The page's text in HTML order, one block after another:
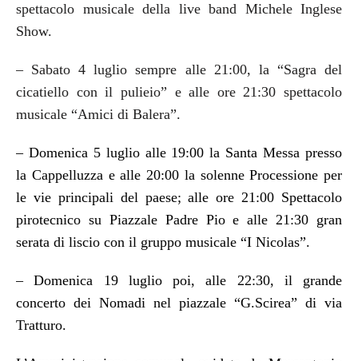
spettacolo musicale della live band Michele Inglese
Show.
– Sabato 4 luglio sempre alle 21:00, la “Sagra del
cicatiello con il pulieio” e alle ore 21:30 spettacolo
musicale “Amici di Balera”.
– Domenica 5 luglio alle 19:00 la Santa Messa presso
la Cappelluzza e alle 20:00 la solenne Processione per
le vie principali del paese; alle ore 21:00 Spettacolo
pirotecnico su Piazzale Padre Pio e alle 21:30 gran
serata di liscio con il gruppo musicale “I Nicolas”.
– Domenica 19 luglio poi, alle 22:30, il grande
concerto dei Nomadi nel piazzale “G.Scirea” di via
Tratturo.